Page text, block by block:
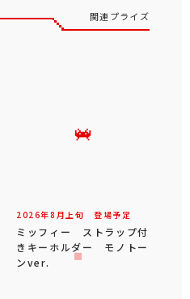
関連プライズ
2026年8 月 上旬 登場予定
ミッフィー ストラップ付
きキーホルダー モノトー
ンver.